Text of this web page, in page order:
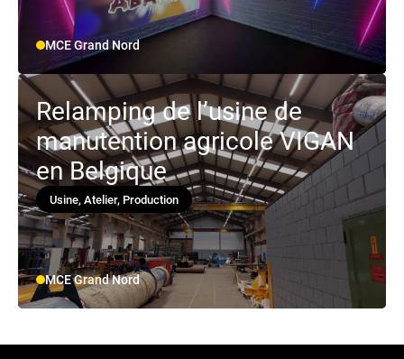
MCE Grand Nord
Relamping de l’usine de
manutention agricole VIGAN
en Belgique
Usine, Atelier, Production
MCE Grand Nord